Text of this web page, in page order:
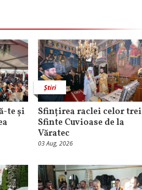
te și
Știri
Sfințirea raclei celor trei
Sfinte Cuvioase de la
Văratec
03 Aug, 2026